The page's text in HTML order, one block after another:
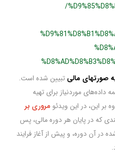
/
مالیتبیین شده است.
موردنیاز برای تهیه
این، در این ویدئومروری بر
که در پایان هر دوره مالی، پس
آن دوره، و پیش از آغاز فرایند